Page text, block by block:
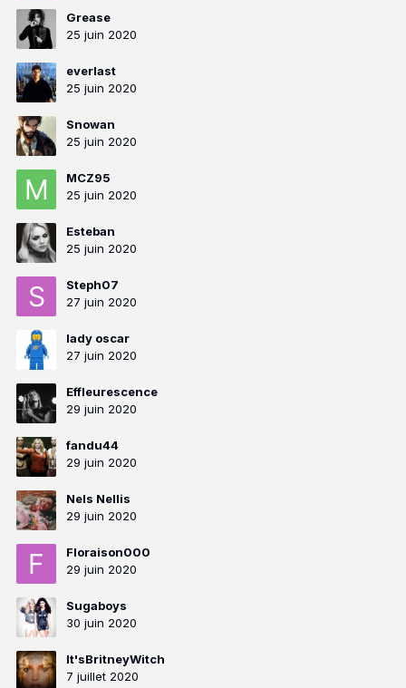
Grease
25 juin 2020
everlast
25 juin 2020
Snowan
25 juin 2020
MCZ95
25 juin 2020
Esteban
25 juin 2020
Steph07
27 juin 2020
lady oscar
27 juin 2020
Effleurescence
29 juin 2020
fandu44
29 juin 2020
Nels Nellis
29 juin 2020
Floraison000
29 juin 2020
Sugaboys
30 juin 2020
It'sBritneyWitch
7 juillet 2020